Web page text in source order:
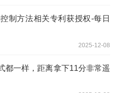
制方法相关专利获授权-每日
2025-12-08
都一样，距离拿下11分非常遥